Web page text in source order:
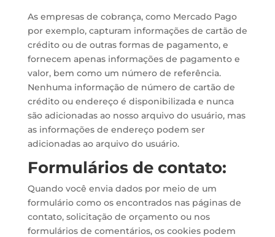
As empresas de cobrança, como Mercado Pago
por exemplo, capturam informações de cartão de
crédito ou de outras formas de pagamento, e
fornecem apenas informações de pagamento e
valor, bem como um número de referência.
Nenhuma informação de número de cartão de
crédito ou endereço é disponibilizada e nunca
são adicionadas ao nosso arquivo do usuário, mas
as informações de endereço podem ser
adicionadas ao arquivo do usuário.
Formulários de contato:
Quando você envia dados por meio de um
formulário como os encontrados nas páginas de
contato, solicitação de orçamento ou nos
formulários de comentários, os cookies podem